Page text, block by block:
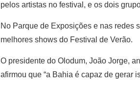
pelos artistas no festival, e os dois
No Parque de Exposições e nas redes
melhores shows do Festival de Verão.
O presidente do Olodum, João Jorge,
afirmou que “a Bahia é capaz de gerar